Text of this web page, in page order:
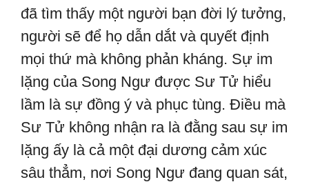
đã tìm thấy một người bạn đời lý tưởng,
người sẽ để họ dẫn dắt và quyết định
mọi thứ mà không phản kháng. Sự im
lặng của Song Ngư được Sư Tử hiểu
lầm là sự đồng ý và phục tùng. Điều mà
Sư Tử không nhận ra là đằng sau sự im
lặng ấy là cả một đại dương cảm xúc
sâu thẳm, nơi Song Ngư đang quan sát,